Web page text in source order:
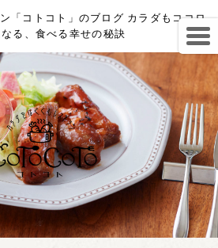
「コトコト」のブログ カラダもココロ
なる、食べる幸せの秘訣